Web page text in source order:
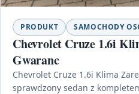
PRODUKT SAMOCHODY
Chevrolet Cruze 1.6i
Gwaranc
Chevrolet Cruze 1.6i Klima
sprawdzony sedan z